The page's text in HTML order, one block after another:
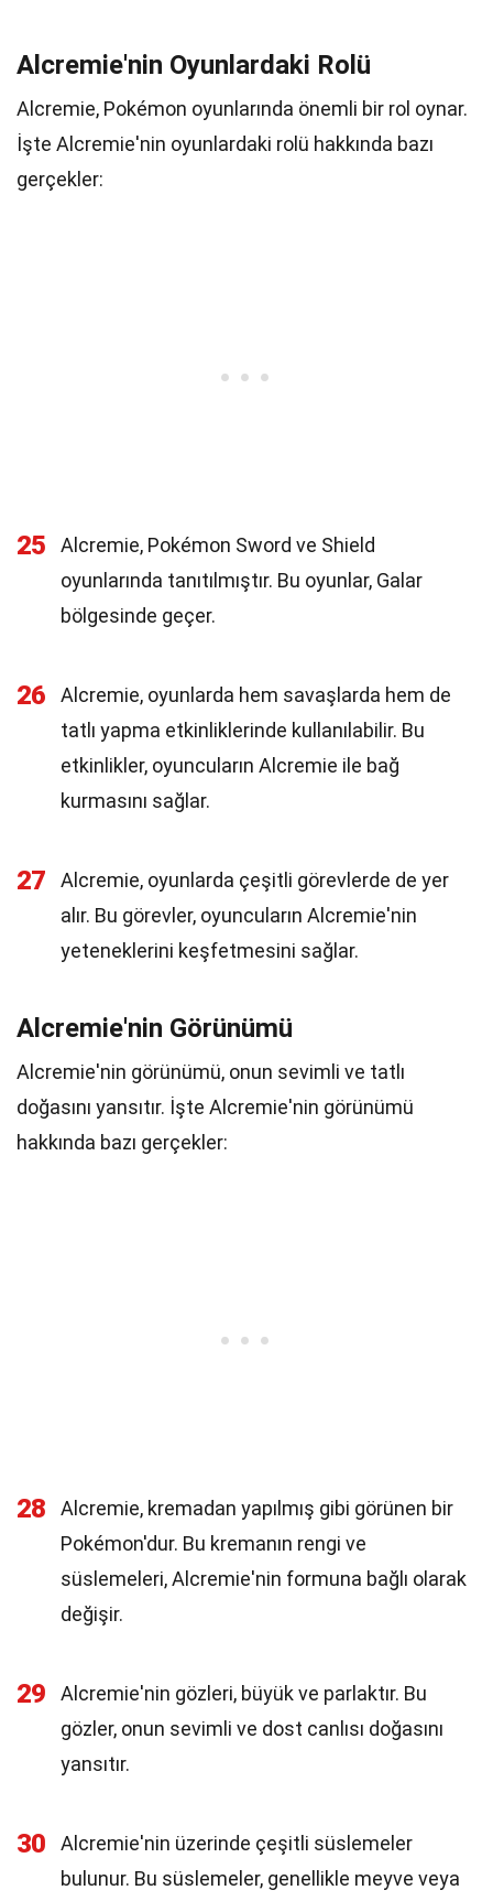
Alcremie'nin Oyunlardaki Rolü
Alcremie, Pokémon oyunlarında önemli bir rol oynar.
İşte Alcremie'nin oyunlardaki rolü hakkında bazı
gerçekler:
25
Alcremie, Pokémon Sword ve Shield
oyunlarında tanıtılmıştır. Bu oyunlar, Galar
bölgesinde geçer.
26
Alcremie, oyunlarda hem savaşlarda hem de
tatlı yapma etkinliklerinde kullanılabilir. Bu
etkinlikler, oyuncuların Alcremie ile bağ
kurmasını sağlar.
27
Alcremie, oyunlarda çeşitli görevlerde de yer
alır. Bu görevler, oyuncuların Alcremie'nin
yeteneklerini keşfetmesini sağlar.
Alcremie'nin Görünümü
Alcremie'nin görünümü, onun sevimli ve tatlı
doğasını yansıtır. İşte Alcremie'nin görünümü
hakkında bazı gerçekler:
28
Alcremie, kremadan yapılmış gibi görünen bir
Pokémon'dur. Bu kremanın rengi ve
süslemeleri, Alcremie'nin formuna bağlı olarak
değişir.
29
Alcremie'nin gözleri, büyük ve parlaktır. Bu
gözler, onun sevimli ve dost canlısı doğasını
yansıtır.
30
Alcremie'nin üzerinde çeşitli süslemeler
bulunur. Bu süslemeler, genellikle meyve veya